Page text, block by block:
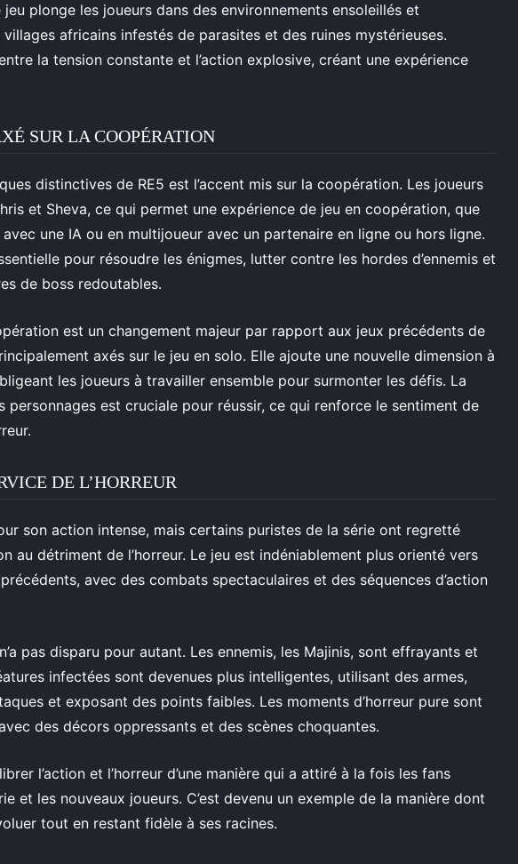
plonge les joueurs dans des environnements ensoleillés et
africains infestés de parasites et des ruines mystérieuses.
la tension constante et l’action explosive, créant une expérience
SUR LA COOPÉRATION
distinctives de RE5 est l’accent mis sur la coopération. Les joueurs
et Sheva, ce qui permet une expérience de jeu en coopération, que
une IA ou en multijoueur avec un partenaire en ligne ou hors ligne.
pour résoudre les énigmes, lutter contre les hordes d’ennemis et
de boss redoutables.
est un changement majeur par rapport aux jeux précédents de
axés sur le jeu en solo. Elle ajoute une nouvelle dimension à
les joueurs à travailler ensemble pour surmonter les défis. La
personnages est cruciale pour réussir, ce qui renforce le sentiment de
DE L’HORREUR
son action intense, mais certains puristes de la série ont regretté
au détriment de l’horreur. Le jeu est indéniablement plus orienté vers
avec des combats spectaculaires et des séquences d’action
pas disparu pour autant. Les ennemis, les Majinis, sont effrayants et
infectées sont devenues plus intelligentes, utilisant des armes,
et exposant des points faibles. Les moments d’horreur pure sont
des décors oppressants et des scènes choquantes.
l’action et l’horreur d’une manière qui a attiré à la fois les fans
et les nouveaux joueurs. C’est devenu un exemple de la manière dont
tout en restant fidèle à ses racines.